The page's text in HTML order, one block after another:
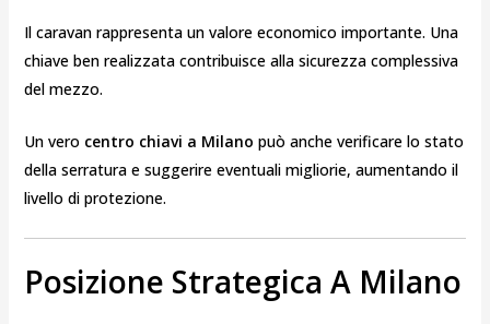
Il caravan rappresenta un valore economico importante. Una
chiave ben realizzata contribuisce alla sicurezza complessiva
del mezzo.
Un vero centro chiavi a Milano può anche verificare lo stato
della serratura e suggerire eventuali migliorie, aumentando il
livello di protezione.
Posizione Strategica A Milano